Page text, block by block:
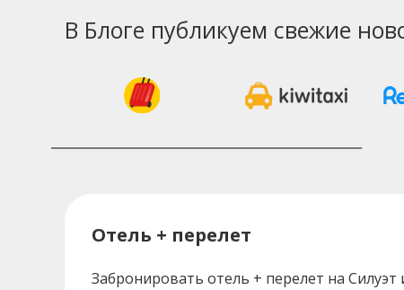
В Блоге публикуем свежие
Отель + перелет
Забронировать отель + перелет на